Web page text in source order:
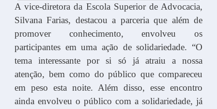
A vice-diretora da Escola Superior de Advocacia,
Silvana Farias, destacou a parceria que além de
promover conhecimento, envolveu os
participantes em uma ação de solidariedade. “O
tema interessante por si só já atraiu a nossa
atenção, bem como do público que compareceu
em peso esta noite. Além disso, esse encontro
ainda envolveu o público com a solidariedade, já